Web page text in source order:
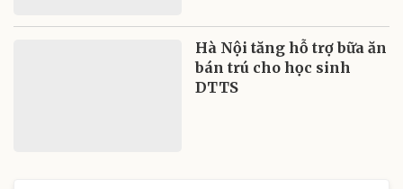
Hà Nội tăng hỗ trợ bữa ăn
bán trú cho học sinh
DTTS